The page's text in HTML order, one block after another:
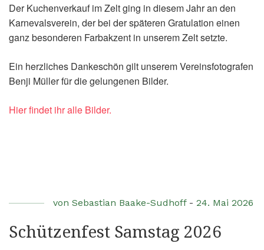
Der Kuchenverkauf im Zelt ging in diesem Jahr an den
Karnevalsverein, der bei der späteren Gratulation einen
ganz besonderen Farbakzent in unserem Zelt setzte.
Ein herzliches Dankeschön gilt unserem Vereinsfotografen
Benji Müller für die gelungenen Bilder.
Hier findet ihr alle Bilder.
von Sebastian Baake-Sudhoff- 24. Mai 2026
Schützenfest Samstag 2026